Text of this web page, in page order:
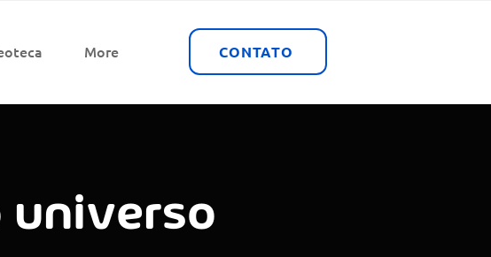
CONTATO
More
universo